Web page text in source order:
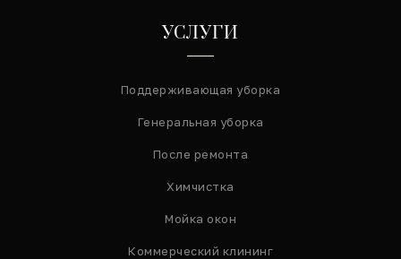
УСЛУГИ
Поддерживающая уборка
Генеральная уборка
После ремонта
Химчистка
Мойка окон
Коммерческий клининг